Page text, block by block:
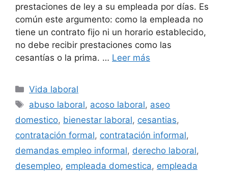
prestaciones de ley a su empleada por días. Es
común este argumento: como la empleada no
tiene un contrato fijo ni un horario establecido,
no debe recibir prestaciones como las
cesantías o la prima. … Leer más
Categorías
Vida laboral
Etiquetas
abuso laboral, acoso laboral, aseo
domestico, bienestar laboral, cesantias,
contratación formal, contratación informal,
demandas empleo informal, derecho laboral,
desempleo, empleada domestica, empleada